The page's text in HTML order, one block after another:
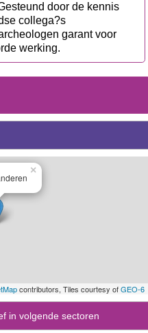
door de kennis
collega?s
garant voor
werking.
×
contributors, Tiles courtesy ofGEO-6
in volgende sectoren